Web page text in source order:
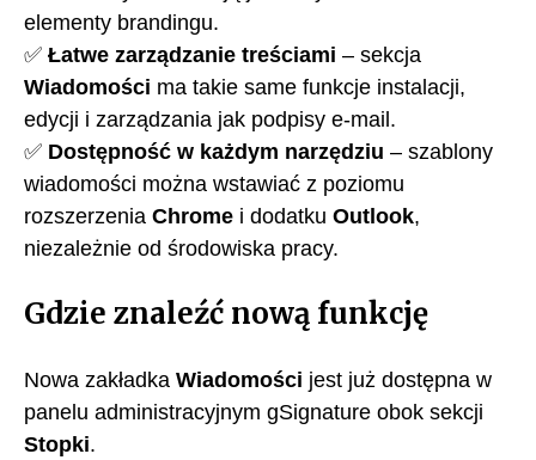
elementy brandingu.
✅ Łatwe zarządzanie treściami – sekcja
Wiadomości ma takie same funkcje instalacji,
edycji i zarządzania jak podpisy e-mail.
✅ Dostępność w każdym narzędziu – szablony
wiadomości można wstawiać z poziomu
rozszerzenia Chrome i dodatku Outlook,
niezależnie od środowiska pracy.
Gdzie znaleźć nową funkcję
Nowa zakładka Wiadomości jest już dostępna w
panelu administracyjnym gSignature obok sekcji
Stopki.